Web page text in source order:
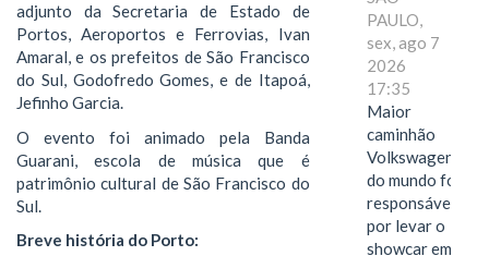
adjunto da Secretaria de Estado de
Portos, Aeroportos e Ferrovias, Ivan
Amaral, e os prefeitos de São Francisco
do Sul, Godofredo Gomes, e de Itapoá,
Jefinho Garcia.
O evento foi animado pela Banda
Guarani, escola de música que é
patrimônio cultural de São Francisco do
Sul.
Breve história do Porto:
PAULO,
sex, ago 7
2026
17:35
Maior
caminhão
Volkswagen
do mundo foi
responsável
por levar o
showcar em